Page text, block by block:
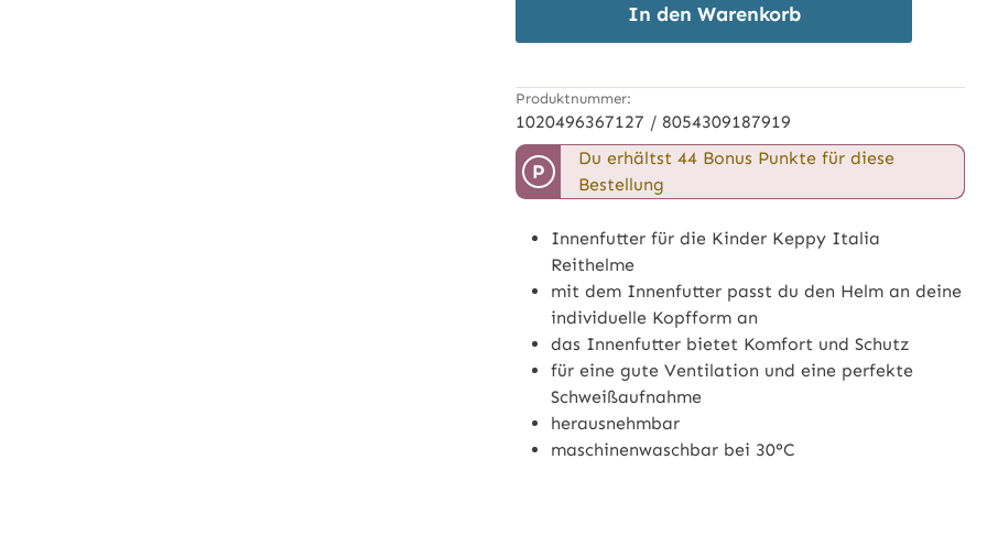
In den Warenkorb
Produktnummer:
1020496367127 / 8054309187919
P
Du erhältst 44 Bonus Punkte für diese
Bestellung
Innenfutter für die Kinder Keppy Italia
Reithelme
mit dem Innenfutter passt du den Helm an deine
individuelle Kopfform an
das Innenfutter bietet Komfort und Schutz
für eine gute Ventilation und eine perfekte
Schweißaufnahme
herausnehmbar
maschinenwaschbar bei 30°C